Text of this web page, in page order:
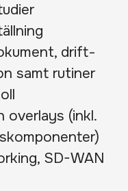
drift-
samt rutiner
overlays (inkl.
SD-WAN